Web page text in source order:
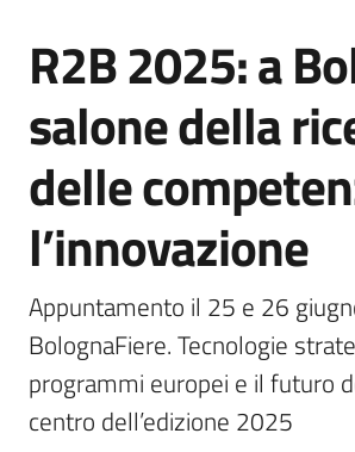
Novità
e
Opportunità
Progetti
e
Salta al contenuto
R2B 2025: a
salone della
delle
l’innovazione
Appuntamento il 25 e 26
BolognaFiere. Tecnologie
programmi europei e il futuro
centro dell’edizione 2025